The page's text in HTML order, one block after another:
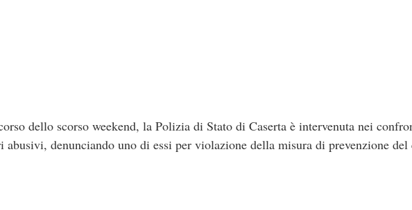
dello scorso weekend, la Polizia di Stato di Caserta è intervenuta nei
abusivi, denunciando uno di essi per violazione della misura di prevenzione del